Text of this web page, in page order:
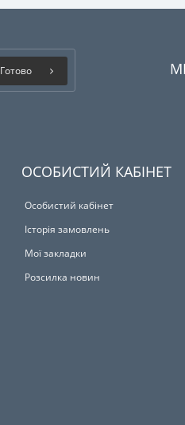
Готово
ОСОБИСТИЙ КАБІНЕТ
Особистий кабінет
Історія замовлень
Мої закладки
Розсилка новин